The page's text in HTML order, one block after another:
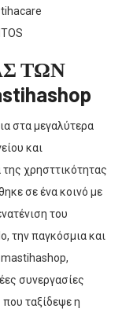
ΤΩΝ
στα μεγαλύτερα
και
χρησττικότητας
σε ένα κοινό με
του
την παγκόσμια και
mastihashop,
συνεργασίες
ταξίδεψε η